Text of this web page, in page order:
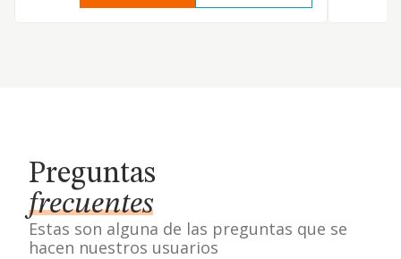
Preguntas
frecuentes
Estas son alguna de las preguntas que se
hacen nuestros usuarios